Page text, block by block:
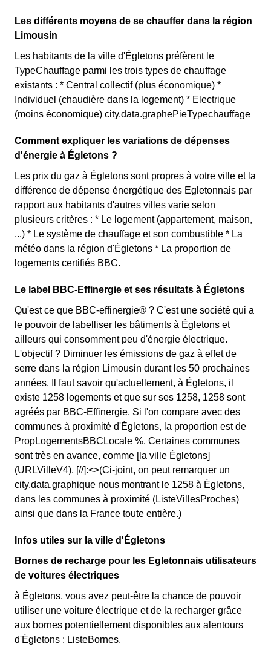
Les différents moyens de se chauffer dans la région
Limousin
Les habitants de la ville d'Égletons préfèrent le
TypeChauffage parmi les trois types de chauffage
existants : * Central collectif (plus économique) *
Individuel (chaudière dans la logement) * Electrique
(moins économique) city.data.graphePieTypechauffage
Comment expliquer les variations de dépenses
d'énergie à Égletons ?
Les prix du gaz à Égletons sont propres à votre ville et la
différence de dépense énergétique des Egletonnais par
rapport aux habitants d'autres villes varie selon
plusieurs critères : * Le logement (appartement, maison,
...) * Le système de chauffage et son combustible * La
météo dans la région d'Égletons * La proportion de
logements certifiés BBC.
Le label BBC-Effinergie et ses résultats à Égletons
Qu'est ce que BBC-effinergie® ? C'est une société qui a
le pouvoir de labelliser les bâtiments à Égletons et
ailleurs qui consomment peu d'énergie électrique.
L'objectif ? Diminuer les émissions de gaz à effet de
serre dans la région Limousin durant les 50 prochaines
années. Il faut savoir qu'actuellement, à Égletons, il
existe 1258 logements et que sur ses 1258, 1258 sont
agréés par BBC-Effinergie. Si l'on compare avec des
communes à proximité d'Égletons, la proportion est de
PropLogementsBBCLocale %. Certaines communes
sont très en avance, comme [la ville Égletons]
(URLVilleV4). [//]:<>(Ci-joint, on peut remarquer un
city.data.graphique nous montrant le 1258 à Égletons,
dans les communes à proximité (ListeVillesProches)
ainsi que dans la France toute entière.)
Infos utiles sur la ville d'Égletons
Bornes de recharge pour les Egletonnais utilisateurs
de voitures électriques
à Égletons, vous avez peut-être la chance de pouvoir
utiliser une voiture électrique et de la recharger grâce
aux bornes potentiellement disponibles aux alentours
d'Égletons : ListeBornes.